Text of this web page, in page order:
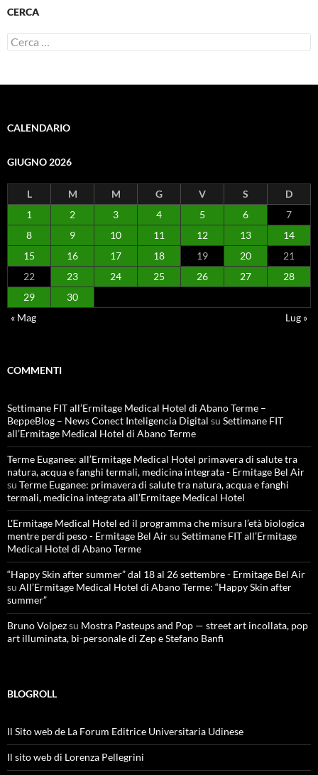
CERCA
Ricerca
per:
CALENDARIO
GIUGNO 2026
L M M G V S
D
1
2 3 4 5 6
7
8
9 10 11 12 13
14
15
16 17 18 19 20
21
22
23 24 25 26 27
28
29
30
« Mag
Lug »
COMMENTI
Settimane FIT all’Ermitage Medical Hotel di Abano Terme –
BeppeBlog – News Conect Inteligencia Digital su Settimane FIT
all’Ermitage Medical Hotel di Abano Terme
Terme Euganee: all’Ermitage Medical Hotel primavera di salute tra
natura, acqua e fanghi termali, medicina integrata - Ermitage Bel Air
su Terme Euganee: primavera di salute tra natura, acqua e fanghi
termali, medicina integrata all’Ermitage Medical Hotel
L'Ermitage Medical Hotel ed il programma che misura l’età biologica
mentre perdi peso - Ermitage Bel Airsu Settimane FIT all’Ermitage
Medical Hotel di Abano Terme
“Happy Skin after summer” dal 18 al 26 settembre - Ermitage Bel Air
su All’Ermitage Medical Hotel di Abano Terme: “Happy Skin after
summer”
Bruno Volpezsu Mostra Pasteups and Pop — street art incollata, pop
art illuminata, bi-personale di Zep e Stefano Banfi
BLOGROLL
Il Sito web de La Forum Editrice Universitaria Udinese
Il sito web di Lorenza Pellegrini